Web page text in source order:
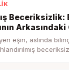
Beceriksizlik:
eşin, aslında